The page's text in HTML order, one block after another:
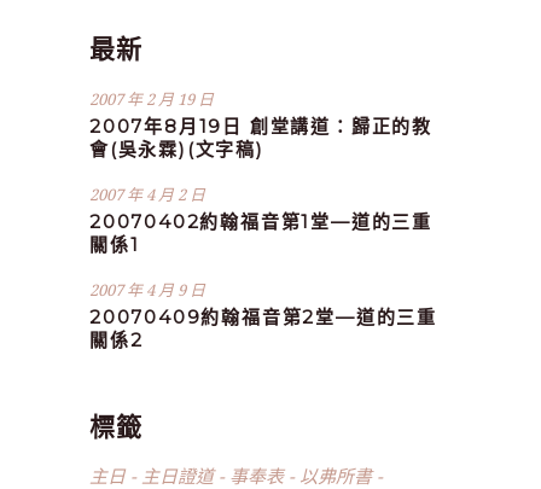
最新
2007 年 2 月 19 日
2007年8月19日 創堂講道：歸正的教
會(吳永霖)(文字稿)
2007 年 4 月 2 日
20070402約翰福音第1堂—道的三重
關係1
2007 年 4 月 9 日
20070409約翰福音第2堂—道的三重
關係2
標籤
主日 主日證道 事奉表
以弗所書